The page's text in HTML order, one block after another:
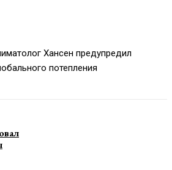
Хансен предупредил
потепления